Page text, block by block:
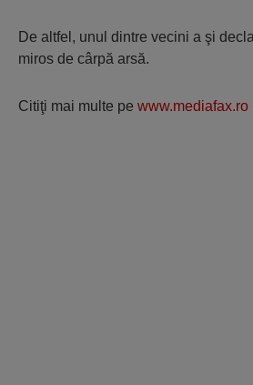
De altfel, unul dintre vecini a şi
miros de cârpă arsă.
Citiţi mai multe pe www.mediafax.ro